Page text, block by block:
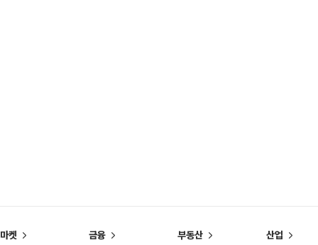
마켓 금융 부동산 산업